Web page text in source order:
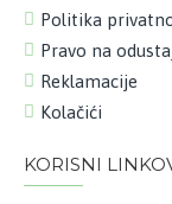
Politika
Pravo na
Reklamacije
Kolačići
KORISNI